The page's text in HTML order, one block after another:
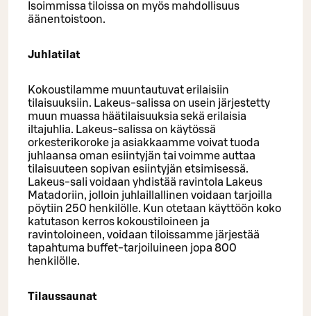
Isoimmissa tiloissa on myös mahdollisuus
äänentoistoon.
Juhlatilat
Kokoustilamme muuntautuvat erilaisiin
tilaisuuksiin. Lakeus-salissa on usein järjestetty
muun muassa häätilaisuuksia sekä erilaisia
iltajuhlia. Lakeus-salissa on käytössä
orkesterikoroke ja asiakkaamme voivat tuoda
juhlaansa oman esiintyjän tai voimme auttaa
tilaisuuteen sopivan esiintyjän etsimisessä.
Lakeus-sali voidaan yhdistää ravintola Lakeus
Matadoriin, jolloin juhlaillallinen voidaan tarjoilla
pöytiin 250 henkilölle. Kun otetaan käyttöön koko
katutason kerros kokoustiloineen ja
ravintoloineen, voidaan tiloissamme järjestää
tapahtuma buffet-tarjoiluineen jopa 800
henkilölle.
Tilaussaunat